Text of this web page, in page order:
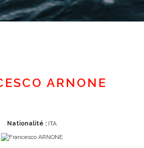
ARNONE
Nationalité :ITA